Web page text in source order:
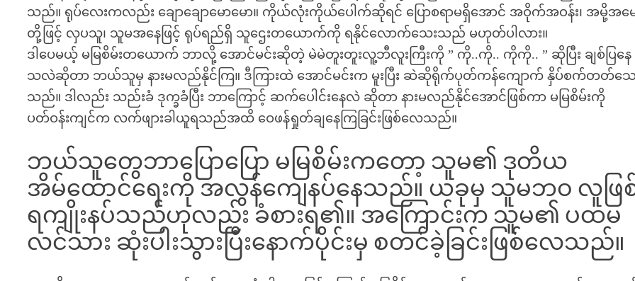
သည်။ ရုပ်လေးကလည်း ချောချောမောမော။ ကိုယ်လုံးကိုယ်ပေါက်ဆိုရင် ပြောစရာမရှိအောင် အဝိုက်အဝန်း၊ အမို့အမ
တို့ဖြင့် လှပသူ၊ သူမအနေဖြင့် ရုပ်ရည်ရှိ သူဌေးတယောက်ကို ရနိုင်လောက်သေးသည် မဟုတ်ပါလား။
ဒါပေမယ့် မမြစိမ်းတယောက် ဘာလို့ အောင်မင်းဆိုတဲ့ မဲမဲတူးတူးလူ့ဘီလူးကြီးကို ” ကို..ကို.. ကိုကို.. ” ဆိုပြီး ချစ်ပြနေ
သလဲဆိုတာ ဘယ်သူမှ နားမလည်နိုင်ကြ။ ဒီကြားထဲ အောင်မင်းက မူးပြီး ဆဲဆိုရိုက်ပုတ်ကန်ကျောက် နှိပ်စက်တတ်သေ
သည်။ ဒါလည်း သည်းခံ ဒုက္ခခံပြီး ဘာကြောင့် ဆက်ပေါင်းနေလဲ ဆိုတာ နားမလည်နိုင်အောင်ဖြစ်ကာ မမြစိမ်းကို
ပတ်ဝန်းကျင်က လက်ဖျားခါယူရသည်အထိ ဝေဖန်ရှုတ်ချနေကြခြင်းဖြစ်လေသည်။
ဘယ်သူတွေဘာပြောပြော မမြစိမ်းကတော့ သူမ၏ ဒုတိယ
အိမ်ထောင်ရေးကို အလွန်ကျေနပ်နေသည်။ ယခုမှ သူမဘဝ လူဖြ
ရကျိုးနပ်သည်ဟုလည်း ခံစားရ၏။ အကြောင်းက သူမ၏ ပထမ
လင်သား ဆုံးပါးသွားပြီးနောက်ပိုင်းမှ စတင်ခဲ့ခြင်းဖြစ်လေသည်။